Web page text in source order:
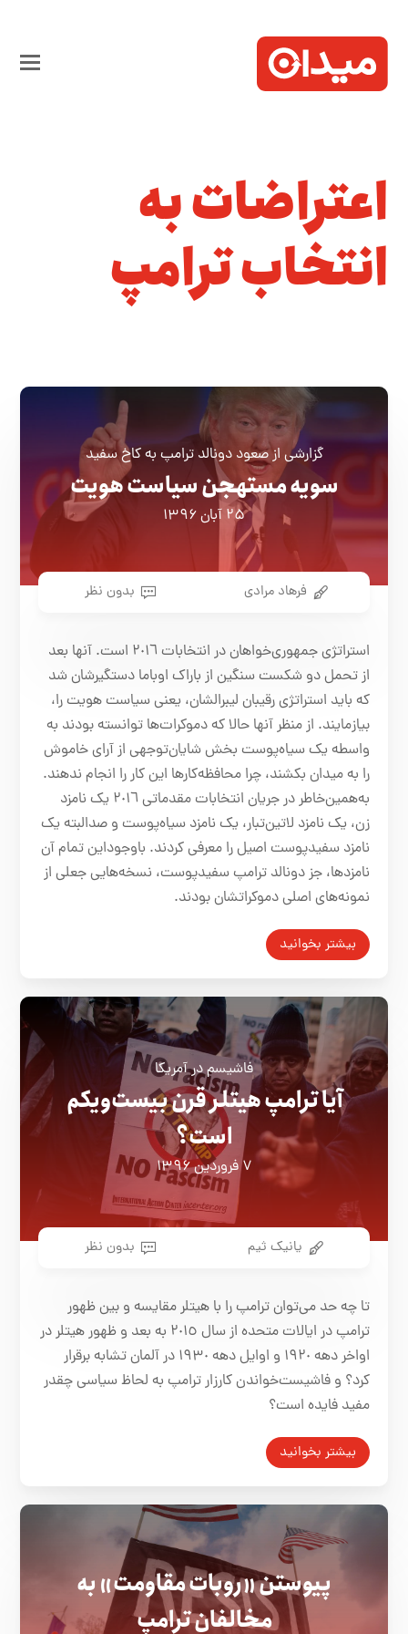
اعتراضات به
انتخاب ترامپ
گزارشی از صعود دونالد ترامپ به کاخ سفید
سویه مستهجن سیاست هویت
۲۵ آبان ۱۳۹۶
فرهاد مرادی بدون نظر
استراتژی جمهوری‌خواهان در انتخابات ٢٠١٦ است. آنها بعد
از تحمل دو شکست سنگین از باراک اوباما دستگیرشان شد
که باید استراتژی رقیبان لیبرا‌لشان، یعنی سیاست هویت را،
بیازمایند. از منظر آنها حالا که دموکرات‌ها توانسته بودند به
واسطه یک سیاه‌پوست بخش شایان‌توجهی از آرای خاموش
را به میدان بکشند، چرا محافظه‌کارها این کار را انجام ندهند.
به‌همین‌خاطر در جریان انتخابات مقدماتی ٢٠١٦ یک نامزد
زن، یک نامزد لاتین‌تبار، یک نامزد سیاه‌پوست و صدالبته یک
نامزد سفیدپوست اصیل را معرفی کردند. با‌وجود‌این تمام آن
نامزدها، جز دونالد ترامپ سفیدپوست، نسخه‌هایی جعلی از
نمونه‌های اصلی دموکراتشان بودند.
بیشتر بخوانید
فاشیسم در آمریکا
آیا ترامپ هیتلر قرن بیست‌ویکم
است؟
۷ فروردین ۱۳۹۶
یانیک ثیم بدون نظر
تا چه حد می‌توان ترامپ را با هیتلر مقایسه و بین ظهور
ترامپ در ایالات متحده از سال ٢٠١٥ به بعد و ظهور هیتلر در
اواخر دهه ١٩٢٠ و اوایل دهه ١٩٣٠ در آلمان تشابه برقرار
کرد؟ و فاشیست‌خواندن کارزار ترامپ به لحاظ سیاسی چقدر
مفید فایده است؟
بیشتر بخوانید
پیوستن «روبات مقاومت» به
مخالفان ترامپ